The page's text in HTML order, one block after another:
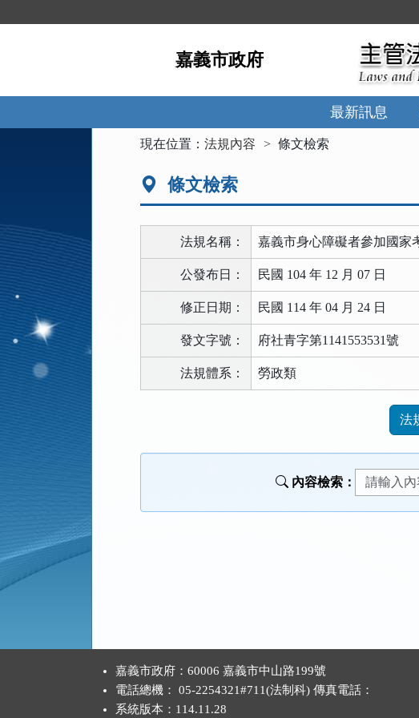
到
嘉義市政府
最新訊息
現在位置：法規內容 條文檢索
條文檢索
法規名稱： 嘉義市身心障礙者參加國家
公發布日： 民國 104 年 12 月 07 日
修正日期： 民國 114 年 04 月 24 日
發文字號： 府社青字第1141553531號
法規體系： 勞政類
功
鈕
法
內容檢索：
嘉義市政府：60006 嘉義市中山路199號
電話總機： 05-2254321#711(法制科) 傳真電話：
系統版本： 114.11.28